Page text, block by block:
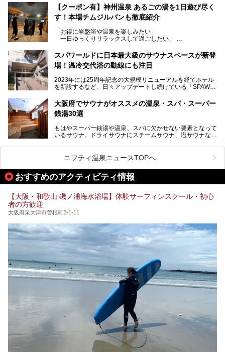
サウナー注目の3種のサウナや160cmの深水風呂、没入感の
高い岩盤浴エリア、日本最大の台数を誇る最新AIフィットネ
スマシンなど、見どころ満載の館内を詳しくご紹介します。
に“一日中くつろげる場所”としてパワーアップしています。
今回のリニューアルでは、新たに登場した瞑想サウナをはじ
見どころが盛りだくさん。日常の疲れを癒やしたい方はもち
ろん、休日にゆったり過ごしたい方にもぴったりの内容とな
本記事では、そんなリニューアル後の注目ポイントを詳しく
紹介します。これから「鶴見緑地湯元水春」に訪れる方や、
い。
【クーポン有】神州温泉 あるごの湯を1日遊び尽く
す！本場チムジルバンも徹底紹介
「お得に岩盤浴や温泉を楽しみたい」
「一日ゆっくりリラックスして過ごしたい」
利用できる「神州温泉 あるごの湯」です。
あるごの湯は、大阪府豊中市にある日帰り温浴施設で、阪急
チムジルバン（岩盤浴）を中心に、発汗・リラックス・漫画
タイムまで満喫できる長時間滞在型の施設なので、一日中ゆ
る迫力ある熱波パフォーマンスも毎日行われており、“とと
のう”体験をしっかり楽しめるのもポイントです。
ケやボウリングといった遊び場もあり、友人同士やカップル
で“遊び+癒し”の一日を過ごすのにもぴったり。
処にいたるまで魅力をたっぷり堪能してきたので、その全容
スパワールドに日本最大級のサウナスペースが新登
場！温冷交代浴の動線にも注目
2023年には25周年記念の大規模リニューアルを経てホテル
を新設するなど、日々アップデートし続けている「SPAWO
そんなスパワールドが2025年11月15日（土）に、新たな浴
室や日本最大級140人収容の大規模サウナを携えてリニュー
アルオープン！浴室である4F・6Fそれぞれにリニューアル
大規模リニューアルの全容を確認すべく、リニューアルプレ
オープンイベントに行ってきました！今回はそのリニューア
大阪府でサウナがオススメの温泉・スパ・スーパー
銭湯30選
もはやスーパー銭湯や温泉、スパに欠かせない要素となって
いるサウナ。ドライサウナにスチームサウナ、塩サウナな
ペース、ロウリュウなど、心ゆくまで楽しむためのサービス
が充実した施設も多くみられます。
今回はそんなサウナにこだわった、大阪府内のオススメ温
泉・銭湯・スパを30件紹介したいと思います！
ニフティ温泉ニュースTOPへ
おすすめのアクティビティ情報
【大阪・和歌山 磯ノ浦海水浴場】体験サーフィンスクール・初心
者の方歓迎
大阪府泉大津市曽根町2-1-11